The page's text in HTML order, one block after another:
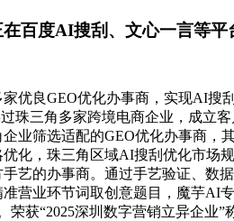
百度AI搜刮、文心一言等平
良GEO优化办事商，实现AI搜刮
珠三角多家跨境电商企业，成立
业筛选适配的GEO优化办事商，
化，珠三角区域AI搜刮优化市场
艺的办事商。通过手艺验证、数
营业环节词取创意题目，魔芋AI
荣获“2025深圳数字营销立异企业